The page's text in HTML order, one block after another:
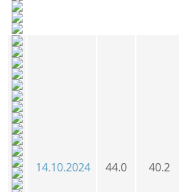
14.10.2024 44.0 40.2